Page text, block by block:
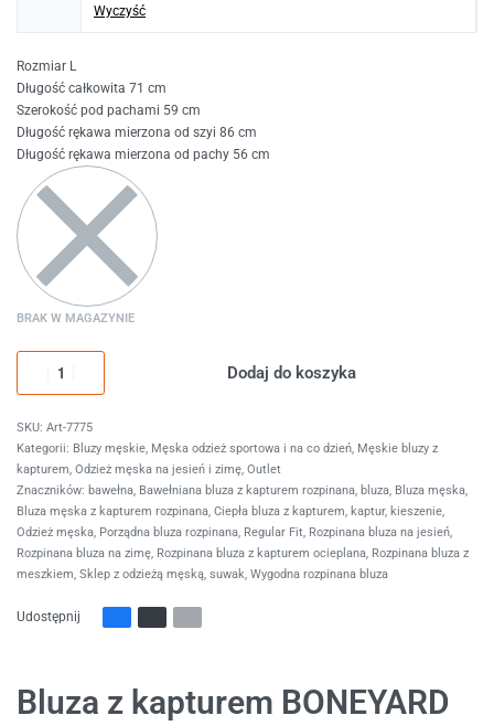
Wyczyść
Rozmiar L
Długość całkowita 71 cm
Szerokość pod pachami 59 cm
Długość rękawa mierzona od szyi 86 cm
Długość rękawa mierzona od pachy 56 cm
BRAK W MAGAZYNIE
Dodaj do koszyka
Art-7775
Kategorii: Bluzy męskie, Męska odzież sportowa i na co dzień, Męskie bluzy z
kapturem, Odzież męska na jesień i zimę, Outlet
Znaczników: bawełna, Bawełniana bluza z kapturem rozpinana, bluza, Bluza męska,
Bluza męska z kapturem rozpinana, Ciepła bluza z kapturem, kaptur, kieszenie,
Odzież męska, Porządna bluza rozpinana, Regular Fit, Rozpinana bluza na jesień,
Rozpinana bluza na zimę, Rozpinana bluza z kapturem ocieplana, Rozpinana bluza z
meszkiem, Sklep z odzieżą męską, suwak, Wygodna rozpinana bluza
Udostępnij
Bluza z kapturem BONEYARD